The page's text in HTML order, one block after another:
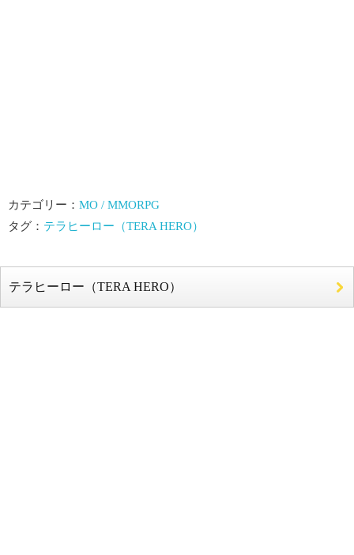
カテゴリー： MO / MMORPG
タグ： テラヒーロー（TERA HERO）
テラヒーロー（TERA HERO）